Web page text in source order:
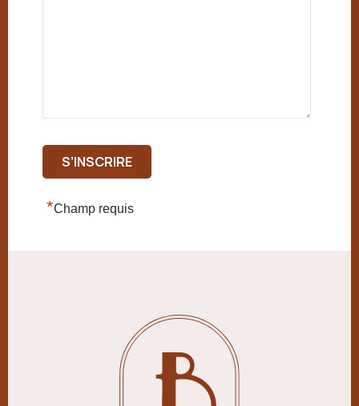
*Champ requis